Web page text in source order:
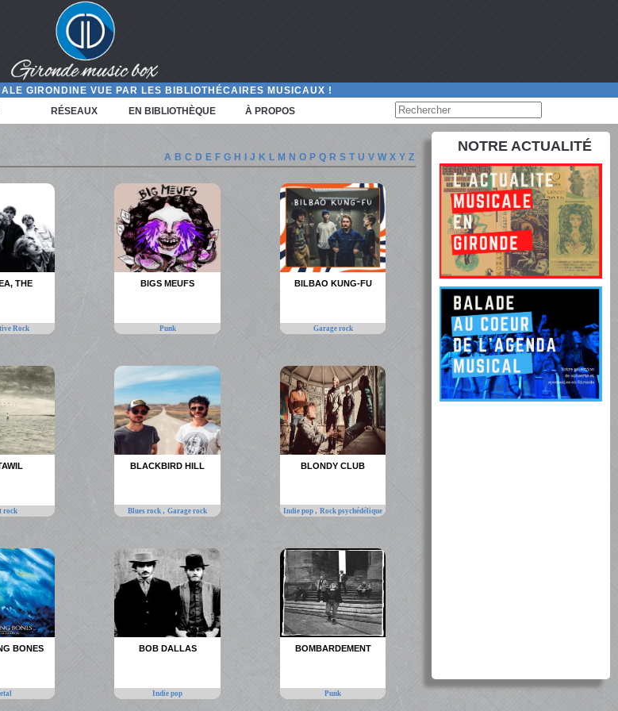
GIRONDINE VUE PAR LES BIBLIOTHÉCAIRES MUSICAUX !
RÉSEAUX EN BIBLIOTHÈQUE À PROPOS
A B C D E F G H I J K L M N O P Q R S T U V W X Y Z
THE
Rock
BIGS MEUFS
Punk
BILBAO KUNG-FU
Garage rock
rock
BLACKBIRD HILL
Blues rock,Garage rock
BLONDY CLUB
Indie pop,Rock psychédélique
BONES BOB DALLAS
Indie pop
BOMBARDEMENT
Punk
NOTRE ACTUALITÉ